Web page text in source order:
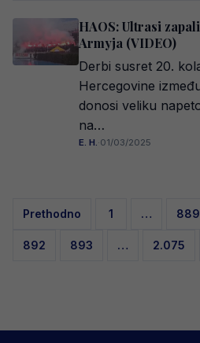
HAOS: Ultrasi
Armyja (VIDEO)
Derbi susret 20.
Hercegovine
donosi veliku
na…
E. H.·01/03/2025
Posts
pagination
Prethodno 1 … 889
892 893 … 2.075